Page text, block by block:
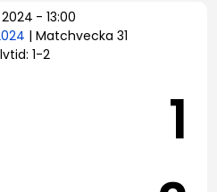
- 13:00
| Matchvecka 31
1-2
1